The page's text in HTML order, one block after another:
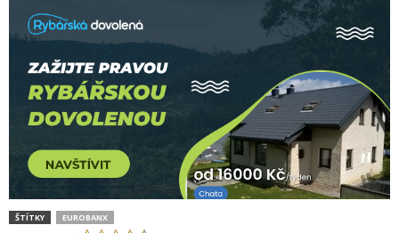
ŠTÍTKY EUROBANX